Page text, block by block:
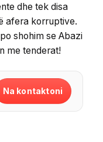
dhe tek disa
afera korruptive.
shohim se Abazi
me tenderat!
Na kontaktoni